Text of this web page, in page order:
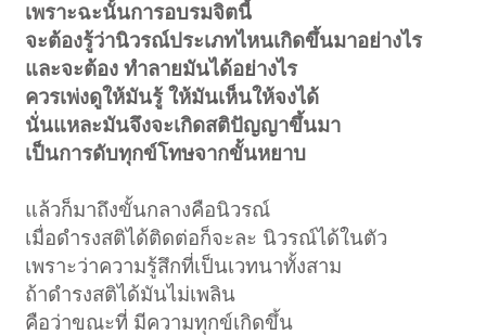
เพราะฉะนั้นการอบรมจิตนี้
จะต้องรู้ว่านิวรณ์ประเภทไหนเกิดขึ้นมาอย่างไร
และจะต้อง ทำลายมันได้อย่างไร
ควรเพ่งดูให้มันรู้ ให้มันเห็นให้จงได้
นั่นแหละมันจึงจะเกิดสติปัญญาขึ้นมา
เป็นการดับทุกข์โทษจากขั้นหยาบ
แล้วก็มาถึงขั้นกลางคือนิวรณ์
เมื่อดำรงสติได้ติดต่อก็จะละ นิวรณ์ได้ในตัว
เพราะว่าความรู้สึกที่เป็นเวทนาทั้งสาม
ถ้าดำรงสติได้มันไม่เพลิน
คือว่าขณะที่ มีความทุกข์เกิดขึ้น